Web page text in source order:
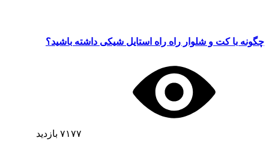
چگونه با کت و شلوار راه راه استایل شیکی داشته باشید؟
۷۱۷۷ بازدید